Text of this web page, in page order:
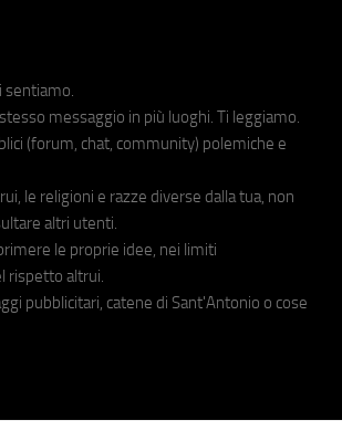
sentiamo.
messaggio in più luoghi. Ti leggiamo.
(forum, chat, community) polemiche e
le religioni e razze diverse dalla tua, non
altri utenti.
le proprie idee, nei limiti
rispetto altrui.
pubblicitari, catene di Sant'Antonio o cose